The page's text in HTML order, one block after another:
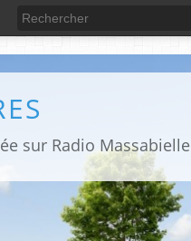
sur Radio Massabielle